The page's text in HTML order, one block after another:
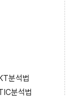
분석법
분석법